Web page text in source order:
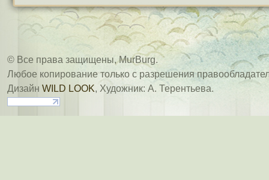
© Все права защищены, MurBurg.
Любое копирование только с разрешения
Дизайн WILD LOOK, Художник: А. Терентьева.